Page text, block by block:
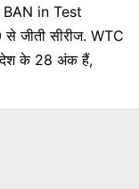
in Test
जीती सीरीज. WTC
के 28 अंक हैं,